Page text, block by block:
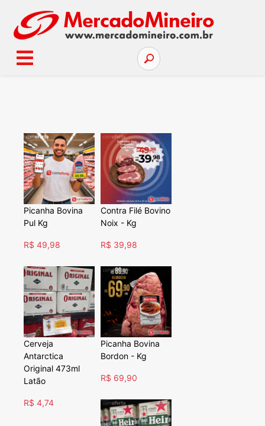
Picanha Bovina
Pul Kg
R$ 49,98
Contra Filé Bovino
Noix - Kg
R$ 39,98
Cerveja
Antarctica
Original 473ml
Latão
R$ 4,74
Picanha Bovina
Bordon - Kg
R$ 69,90